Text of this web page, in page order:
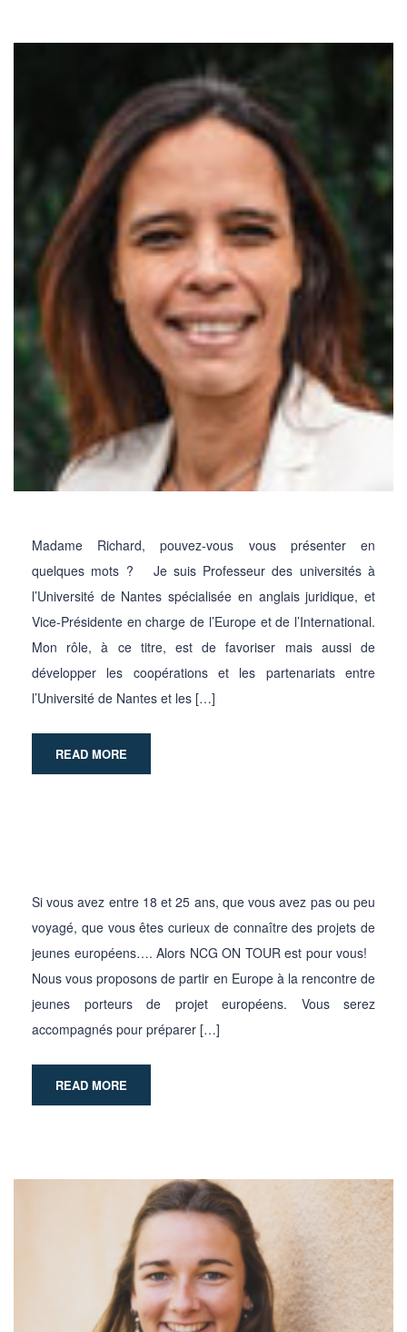
Madame Richard, pouvez-vous vous présenter en
quelques mots ? Je suis Professeur des universités à
l’Université de Nantes spécialisée en anglais juridique, et
Vice-Présidente en charge de l’Europe et de l’International.
Mon rôle, à ce titre, est de favoriser mais aussi de
développer les coopérations et les partenariats entre
l’Université de Nantes et les […]
READ MORE
Si vous avez entre 18 et 25 ans, que vous avez pas ou peu
voyagé, que vous êtes curieux de connaître des projets de
jeunes européens…. Alors NCG ON TOUR est pour vous!
Nous vous proposons de partir en Europe à la rencontre de
jeunes porteurs de projet européens. Vous serez
accompagnés pour préparer […]
READ MORE